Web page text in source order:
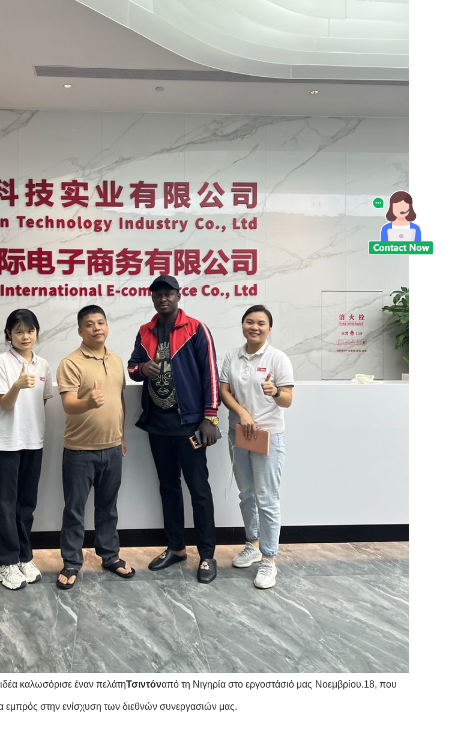
καλωσόρισε έναν πελάτηΤσιντόναπό τη Νιγηρία στο εργοστάσιό μας Νοεμβρίου.18, που
εμπρός στην ενίσχυση των διεθνών συνεργασιών μας.